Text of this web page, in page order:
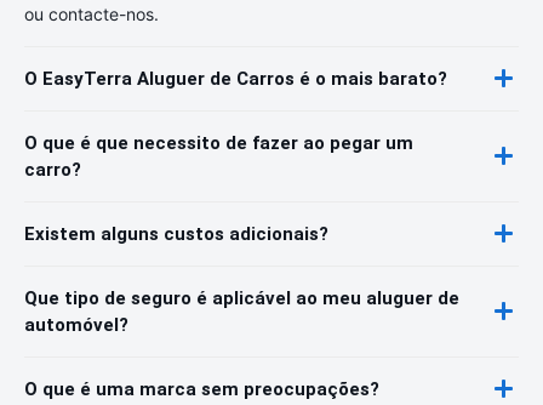
ou contacte-nos.
O EasyTerra Aluguer de Carros é o mais barato?
O que é que necessito de fazer ao pegar um
carro?
Existem alguns custos adicionais?
Que tipo de seguro é aplicável ao meu aluguer de
automóvel?
O que é uma marca sem preocupações?